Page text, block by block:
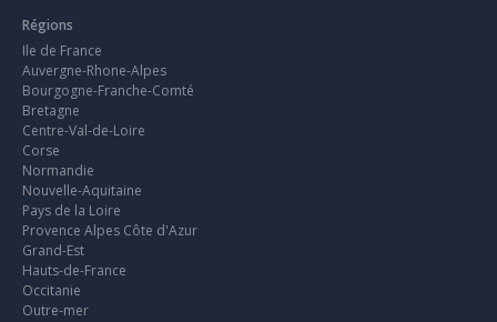
Régions
Ile de France
Auvergne-Rhone-Alpes
Bourgogne-Franche-Comté
Bretagne
Centre-Val-de-Loire
Corse
Normandie
Nouvelle-Aquitaine
Pays de la Loire
Provence Alpes Côte d'Azur
Grand-Est
Hauts-de-France
Occitanie
Outre-mer